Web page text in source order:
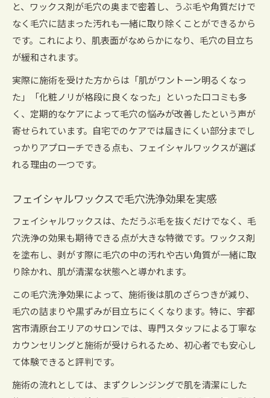
と、ワックス剤が毛穴の奥まで密着し、うぶ毛や角質だけで
なく毛穴に詰まった汚れも一緒に取り除くことができるから
です。これにより、肌表面がなめらかになり、毛穴の目立ち
が緩和されます。
実際に施術を受けた方からは「肌がワントーン明るくなっ
た」「化粧ノリが格段に良くなった」といった口コミも多
く、定期的なケアによって毛穴の悩みが改善したという声が
寄せられています。自宅でのケアでは届きにくい部分までし
っかりアプローチできる点も、フェイシャルワックスが選ば
れる理由の一つです。
フェイシャルワックスで毛穴洗浄効果を実感
フェイシャルワックスは、ただうぶ毛を抜くだけでなく、毛
穴洗浄の効果も期待できる点が大きな特徴です。ワックス剤
を塗布し、剥がす際に毛穴の中の汚れや古い角質が一緒に取
り除かれ、肌が清潔な状態へと導かれます。
この毛穴洗浄効果によって、施術後は肌のざらつきが減り、
毛穴の詰まりや黒ずみが目立ちにくくなります。特に、宇都
宮市清原台エリアのサロンでは、専門スタッフによる丁寧な
カウンセリングと施術が受けられるため、初心者でも安心し
て体験できると評判です。
施術の流れとしては、まずクレンジングで肌を清潔にした